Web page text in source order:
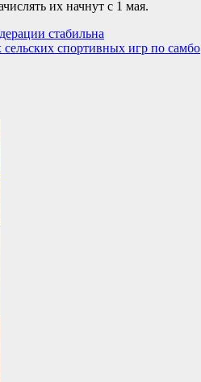
их начнут с 1 мая.
стабильна
спортивных игр по самбо